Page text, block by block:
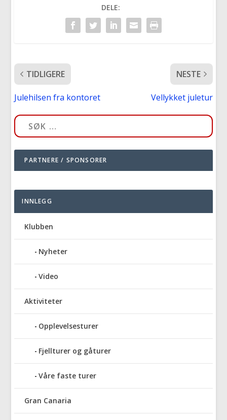
DELE:
TIDLIGERE
Julehilsen fra kontoret
NESTE
Vellykket juletur
PARTNERE / SPONSORER
INNLEGG
Klubben
Nyheter
Video
Aktiviteter
Opplevelsesturer
Fjellturer og gåturer
Våre faste turer
Gran Canaria